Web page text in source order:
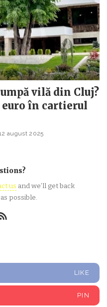
vilă din Cluj?
euro în cartierul
august 2025
us and we’ll get back
possible.
LIKE
PIN